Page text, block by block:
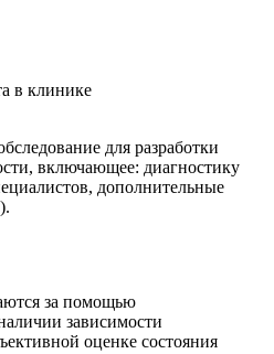
в клинике
для разработки
включающее: диагностику
дополнительные
за помощью
зависимости
оценке состояния